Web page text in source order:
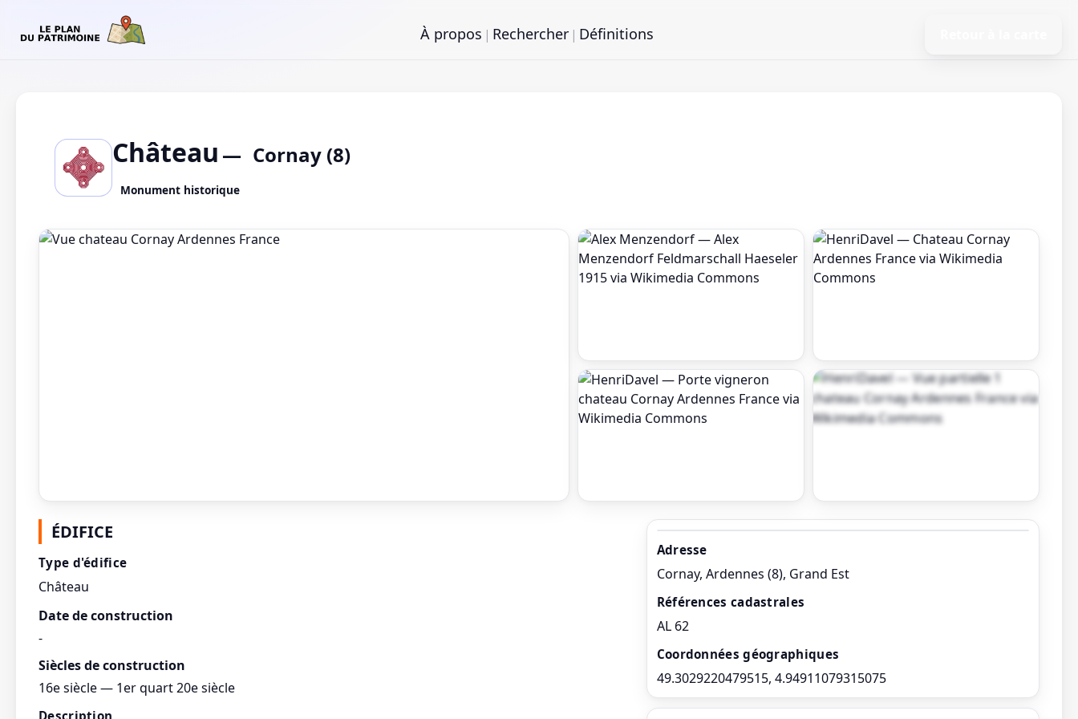
À propos | Rechercher | Définitions
Château Cornay (8)
Monument historique
ÉDIFICE
Type d'édifice
Château
Date de construction
-
Siècles de construction
16e siècle — 1er quart 20e siècle
Description
Adresse
Cornay, Ardennes (8), Grand Est
Références cadastrales
AL 62
Coordonnées géographiques
49.3029220479515, 4.94911079315075